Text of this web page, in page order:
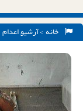
خانه >آرشیو,اعدام